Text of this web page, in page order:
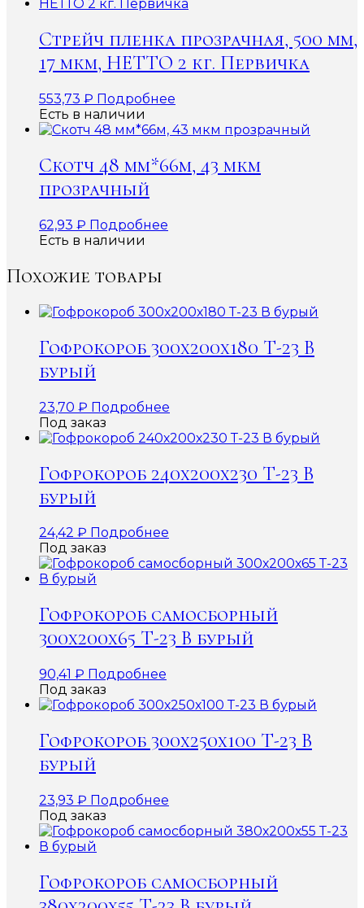
Стрейч пленка прозрачная, 500 мм,
17 мкм, НЕТТО 2 кг. Первичка
553,73 ₽ Подробнее
Есть в наличии
Скотч 48 мм*66м, 43 мкм
прозрачный
62,93 ₽ Подробнее
Есть в наличии
Похожие товары
Гофрокороб 300х200х180 Т-23 В
бурый
23,70 ₽ Подробнее
Под заказ
Гофрокороб 240х200х230 Т-23 В
бурый
24,42 ₽ Подробнее
Под заказ
Гофрокороб самосборный
300х200х65 Т-23 В бурый
90,41 ₽ Подробнее
Под заказ
Гофрокороб 300х250х100 Т-23 В
бурый
23,93 ₽ Подробнее
Под заказ
Гофрокороб самосборный